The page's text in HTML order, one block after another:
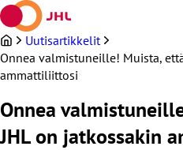
Siirry
sisältöön
Uutisartikkelit
Onnea valmistuneille! Muista,
ammattiliittosi
Onnea
JHL on jatkossakin